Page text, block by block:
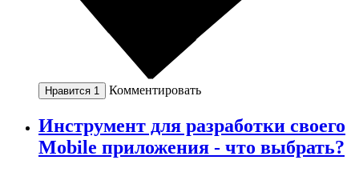
Нравится 1 Комментировать
Инструмент для разработки своего
Mobile приложения - что выбрать?